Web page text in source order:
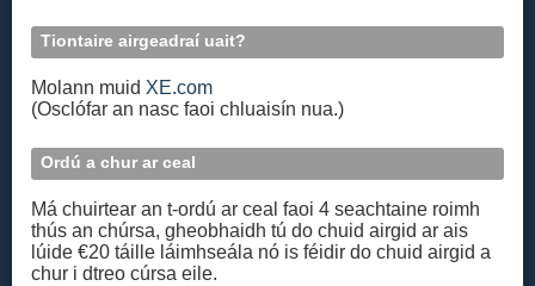
Tiontaire airgeadraí uait?
Molann muid XE.com
(Osclófar an nasc faoi chluaisín nua.)
Ordú a chur ar ceal
Má chuirtear an t-ordú ar ceal faoi 4 seachtaine roimh
thús an chúrsa, gheobhaidh tú do chuid airgid ar ais
lúide €20 táille láimhseála nó is féidir do chuid airgid a
chur i dtreo cúrsa eile.